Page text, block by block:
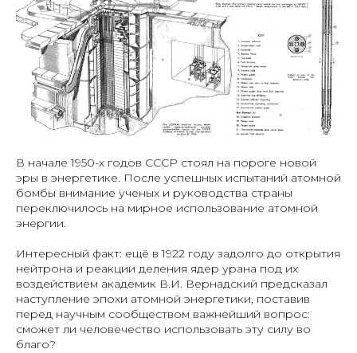
В начале 1950-х годов СССР стоял на пороге новой
эры в энергетике. После успешных испытаний атомной
бомбы внимание ученых и руководства страны
переключилось на мирное использование атомной
энергии.
Интересный факт: ещё в 1922 году задолго до открытия
нейтрона и реакции деления ядер урана под их
воздействием академик В.И. Вернадский предсказал
наступление эпохи атомной энергетики, поставив
перед научным сообществом важнейший вопрос:
сможет ли человечество использовать эту силу во
благо?